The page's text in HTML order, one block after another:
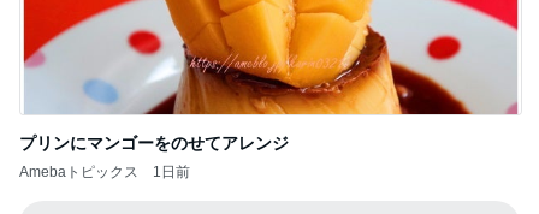
プリンにマンゴーをのせてアレンジ
Amebaトピックス 1日前